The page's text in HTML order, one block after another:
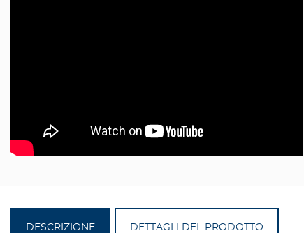
DESCRIZIONE DETTAGLI DEL PRODOTTO